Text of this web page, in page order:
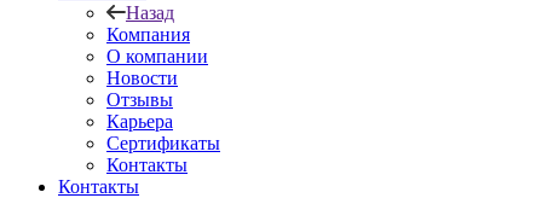
Назад
Компания
О компании
Новости
Отзывы
Карьера
Сертификаты
Контакты
Контакты